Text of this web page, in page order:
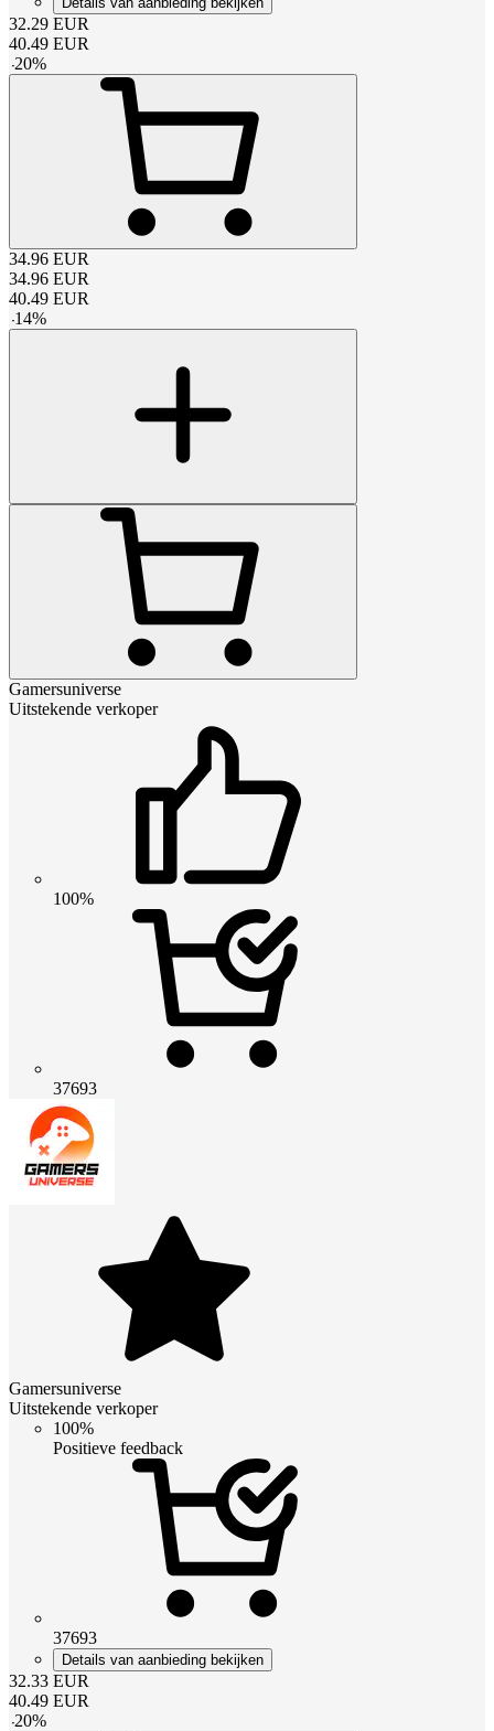
32.29 EUR
40.49 EUR
-20%
34.96 EUR
34.96 EUR
40.49 EUR
-14%
Gamersuniverse
Uitstekende verkoper
100%
37693
Gamersuniverse
Uitstekende verkoper
100%
Positieve feedback
37693
Details van aanbieding bekijken
32.33 EUR
40.49 EUR
-20%